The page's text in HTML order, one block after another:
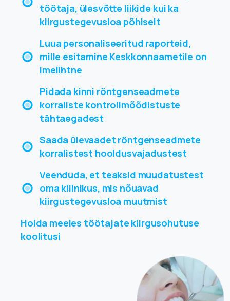
töötaja, ülesvõtte liikide kui ka
kiirgustegevusloa põhiselt
Luua personaliseeritud raporteid,
mille esitamine Keskkonnaametile on
imelihtne
Pidada kinni röntgenseadmete
korraliste kontrollmõõdistuste
tähtaegadest
Saada ülevaadet röntgenseadmete
korralistest hooldusvajadustest
Veenduda, et teaksid muudatustest
oma kliinikus, mis nõuavad
kiirgustegevusloa muutmist
Hoida meeles töötajate kiirgusohutuse
koolitusi